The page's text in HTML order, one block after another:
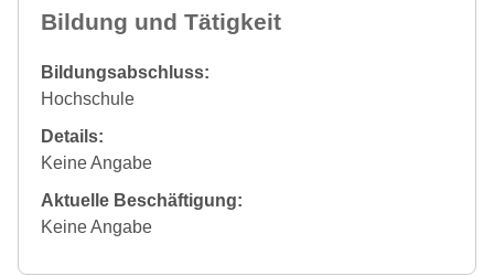
Bildung und Tätigkeit
Bildungsabschluss:
Hochschule
Details:
Keine Angabe
Aktuelle Beschäftigung:
Keine Angabe